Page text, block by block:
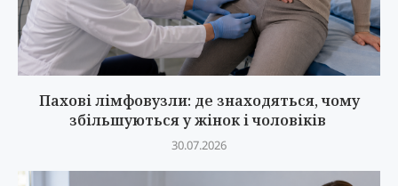
Пахові лімфовузли: де знаходяться, чому
збільшуються у жінок і чоловіків
30.07.2026